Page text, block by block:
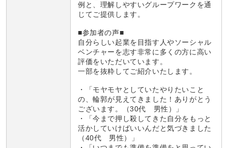
例と、理解しやすいグループワークを通
じてご提供します。
■参加者の声■
自分らしい起業を目指す人やソーシャル
ベンチャーを志す非常に多くの方に高い
評価をいただいています。
一部を抜粋してご紹介いたします。
・「モヤモヤとしていたやりたいこと
の、輪郭が見えてきました！ありがとう
ございます。（30代 男性）」
・「今まで押し殺してきた自分をもっと
活かしていけばいいんだと気づきました
（40代 男性）」